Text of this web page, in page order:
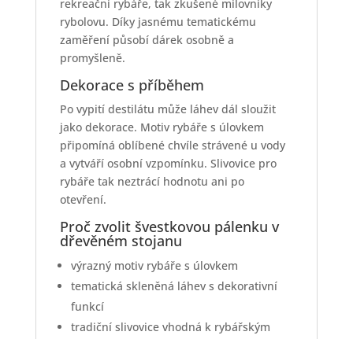
rekreační rybáře, tak zkušené milovníky
rybolovu. Díky jasnému tematickému
zaměření působí dárek osobně a
promyšleně.
Dekorace s příběhem
Po vypití destilátu může láhev dál sloužit
jako dekorace. Motiv rybáře s úlovkem
připomíná oblíbené chvíle strávené u vody
a vytváří osobní vzpomínku. Slivovice pro
rybáře tak neztrácí hodnotu ani po
otevření.
Proč zvolit švestkovou pálenku v
dřevěném stojanu
výrazný motiv rybáře s úlovkem
tematická skleněná láhev s dekorativní
funkcí
tradiční slivovice vhodná k rybářským